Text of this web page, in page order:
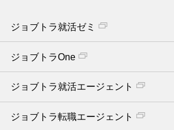
ジョブトラ就活ゼミ
ジョブトラOne
ジョブトラ就活エージェント
ジョブトラ転職エージェント